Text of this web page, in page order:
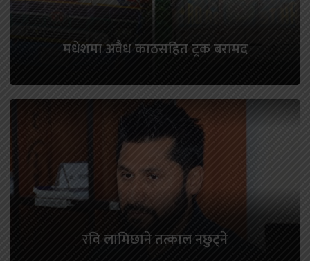
मधेशमा अवैध काठसहित ट्रक बरामद
रवि लामिछाने तत्काल नछुट्ने